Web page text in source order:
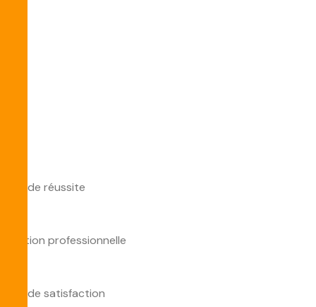
Taux de réussite
Insertion professionnelle
Taux de satisfaction